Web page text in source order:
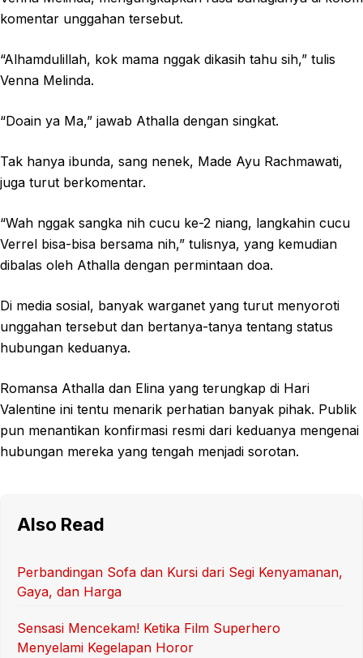
komentar unggahan tersebut.
“Alhamdulillah, kok mama nggak dikasih tahu sih,” tulis
Venna Melinda.
“Doain ya Ma,” jawab Athalla dengan singkat.
Tak hanya ibunda, sang nenek, Made Ayu Rachmawati,
juga turut berkomentar.
“Wah nggak sangka nih cucu ke-2 niang, langkahin cucu
Verrel bisa-bisa bersama nih,” tulisnya, yang kemudian
dibalas oleh Athalla dengan permintaan doa.
Di media sosial, banyak warganet yang turut menyoroti
unggahan tersebut dan bertanya-tanya tentang status
hubungan keduanya.
Romansa Athalla dan Elina yang terungkap di Hari
Valentine ini tentu menarik perhatian banyak pihak. Publik
pun menantikan konfirmasi resmi dari keduanya mengenai
hubungan mereka yang tengah menjadi sorotan.
Also Read
Perbandingan Sofa dan Kursi dari Segi Kenyamanan,
Gaya, dan Harga
Sensasi Mencekam! Ketika Film Superhero
Menyelami Kegelapan Horor